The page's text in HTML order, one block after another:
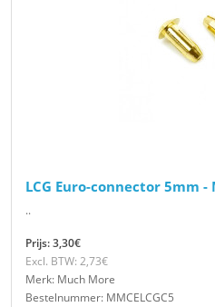
LCG Euro-connector 5mm
..
Prijs: 3,30€
Excl. BTW: 2,73€
Merk: Much More
Bestelnummer: MMCELCGC5